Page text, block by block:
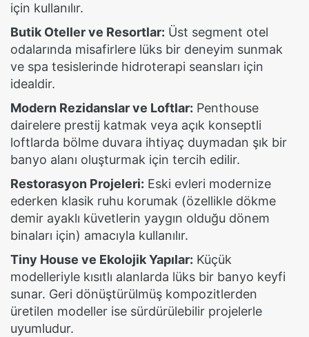
için kullanılır.
Butik Oteller ve Resortlar: Üst segment otel
odalarında misafirlere lüks bir deneyim sunmak
ve spa tesislerinde hidroterapi seansları için
idealdir.
Modern Rezidanslar ve Loftlar: Penthouse
dairelere prestij katmak veya açık konseptli
loftlarda bölme duvara ihtiyaç duymadan şık bir
banyo alanı oluşturmak için tercih edilir.
Restorasyon Projeleri: Eski evleri modernize
ederken klasik ruhu korumak (özellikle dökme
demir ayaklı küvetlerin yaygın olduğu dönem
binaları için) amacıyla kullanılır.
Tiny House ve Ekolojik Yapılar: Küçük
modelleriyle kısıtlı alanlarda lüks bir banyo keyfi
sunar. Geri dönüştürülmüş kompozitlerden
üretilen modeller ise sürdürülebilir projelerle
uyumludur.